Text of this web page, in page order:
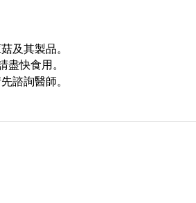
及其製品。
快食用。
諮詢醫師。